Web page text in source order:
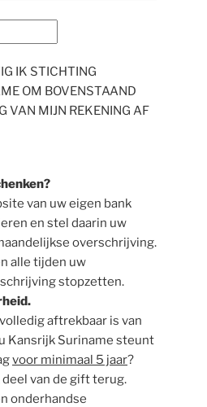
IK STICHTING
OM BOVENSTAAND
VAN MIJN REKENING AF
van uw eigen bank
en stel daarin uw
overschrijving.
alle tijden uw
stopzetten.
aftrekbaar is van
Kansrijk Suriname steunt
voor minimaal 5 jaar?
van de gift terug.
onderhandse